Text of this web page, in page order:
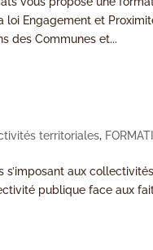
loi Engagement et
des Communes et...
territoriales,
s’imposant aux
publique face aux